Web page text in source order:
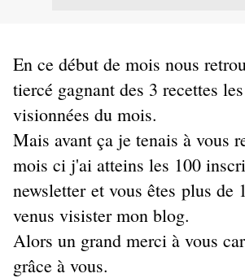
En ce début de mois nous
tiercé gagnant des 3 recettes
visionnées du mois.
Mais avant ça je tenais à vous
mois ci j'ai atteins les 100
newsletter et vous êtes plus de
venus visister mon blog.
Alors un grand merci à vous
grâce à vous.